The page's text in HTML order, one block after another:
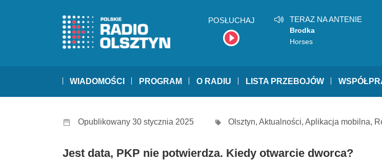
POSŁUCHAJ TERAZ NA ANTENIE
Brodka
Horses
WIADOMOŚCI PROGRAM O RADIU LISTA PRZEBOJÓW
Opublikowany 30 stycznia 2025 Olsztyn, Aktualności, Aplikacja mobilna,
Jest data, PKP nie potwierdza. Kiedy otwarcie dworca?